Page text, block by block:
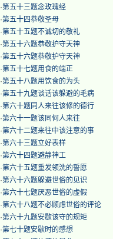
·第五十三题念玫瑰经
·第五十四恭敬圣母
·第五十五题不诚切的敬礼
·第五十六题恭敬护守天神
·第五十六题恭敬护守天神
·第五十七题用食的端正
·第五十八题用饮食的为头
·第五十九题谈话该躲避的毛病
·第六十题同人来往该修的德行
·第六十一题该同何人来往
·第六十二题来往中该注意的事
·第六十三题立好表样
·第六十四题避静神工
·第六十五题重发领洗的誓愿
·第六十六题躲避世俗的见识
·第六十七题厌恶世俗的虚假
·第六十八题不必顾虑世俗的评论
·第六十九题安歇该守的规矩
·第七十题安歇时的感想